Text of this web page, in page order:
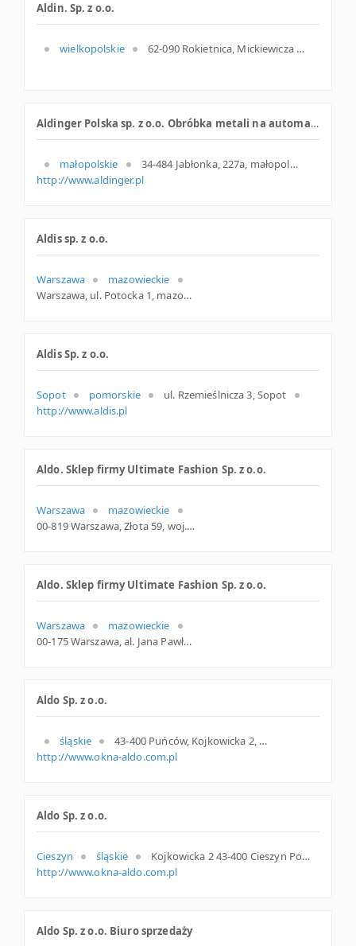
Aldin. Sp. z o.o.
wielkopolskie 62-090 Rokietnica, Mickiewicza 17, woj. Wielkopolskie, pow. Poznański, gm. Rokietnica
Aldinger Polska sp. z o.o. Obróbka metali na automatach tokarskich
małopolskie
34-484 Jabłonka, 227a, małopolskie
http://www.aldinger.pl
Aldis sp. z o.o.
Warszawa
mazowieckie
Warszawa, ul. Potocka 1, mazowieckie
Aldis Sp. z o.o.
Sopot pomorskie
ul. Rzemieślnicza 3, Sopot
http://www.aldis.pl
Aldo. Sklep firmy Ultimate Fashion Sp. z o.o.
Warszawa
mazowieckie
00-819 Warszawa, Złota 59, woj. Mazowieckie, pow. Warszawa, gm. Warszawa
Aldo. Sklep firmy Ultimate Fashion Sp. z o.o.
Warszawa
mazowieckie
00-175 Warszawa, al. Jana Pawła II 82, woj. Mazowieckie, pow. Warszawa, gm. Warszawa
Aldo Sp. z o.o.
śląskie
43-400 Puńców, Kojkowicka 2, woj. Śląskie, pow. Cieszyński, gm. Goleszów
http://www.okna-aldo.com.pl
Aldo Sp. z o.o.
Cieszyn śląskie
Kojkowicka 2 43-400 Cieszyn Polska
http://www.okna-aldo.com.pl
Aldo Sp. z o.o. Biuro sprzedaży